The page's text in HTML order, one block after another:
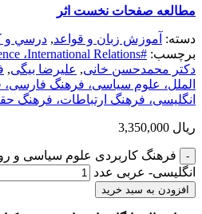
مطالعه صفحات نخست اثر
دسته: آموزش زبان و قواعد, درسي و
برچسب: #Dictionary ،Political Science ،International Relations
دکتر محمدحسن خانی, علیرضا بیگی,
الملل، علوم سیاسی، فرهنگ
انگلیسی، فرهنگ ارتباطات، فرهنگ
ریال
فرهنگ کاربردی علوم سیاسی و
انگلیسی- عربی عدد
افزودن به سبد خرید